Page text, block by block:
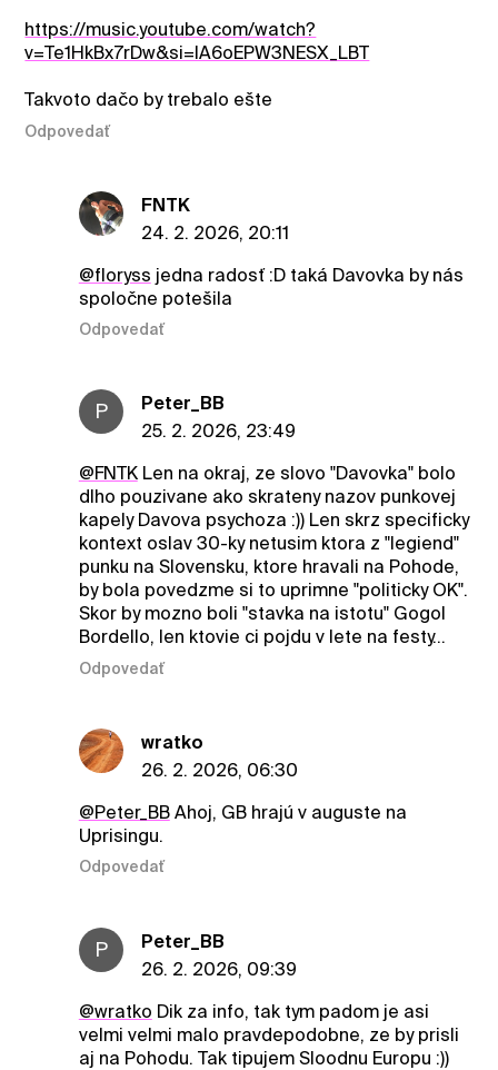
https://music.youtube.com/watch?
v=Te1HkBx7rDw&si=lA6oEPW3NESX_LBT
Takvoto dačo by trebalo ešte
Odpovedať
FNTK
24. 2. 2026, 20:11
@floryss jedna radosť :D taká Davovka by nás
spoločne potešila
Odpovedať
P
Peter_BB
25. 2. 2026, 23:49
@FNTKLen na okraj, ze slovo "Davovka" bolo
dlho pouzivane ako skrateny nazov punkovej
kapely Davova psychoza :)) Len skrz specificky
kontext oslav 30-ky netusim ktora z "legiend"
punku na Slovensku, ktore hravali na Pohode,
by bola povedzme si to uprimne "politicky OK".
Skor by mozno boli "stavka na istotu" Gogol
Bordello, len ktovie ci pojdu v lete na festy...
Odpovedať
wratko
26. 2. 2026, 06:30
@Peter_BBAhoj, GB hrajú v auguste na
Uprisingu.
Odpovedať
P
Peter_BB
26. 2. 2026, 09:39
@wratko Dik za info, tak tym padom je asi
velmi velmi malo pravdepodobne, ze by prisli
aj na Pohodu. Tak tipujem Sloodnu Europu :))